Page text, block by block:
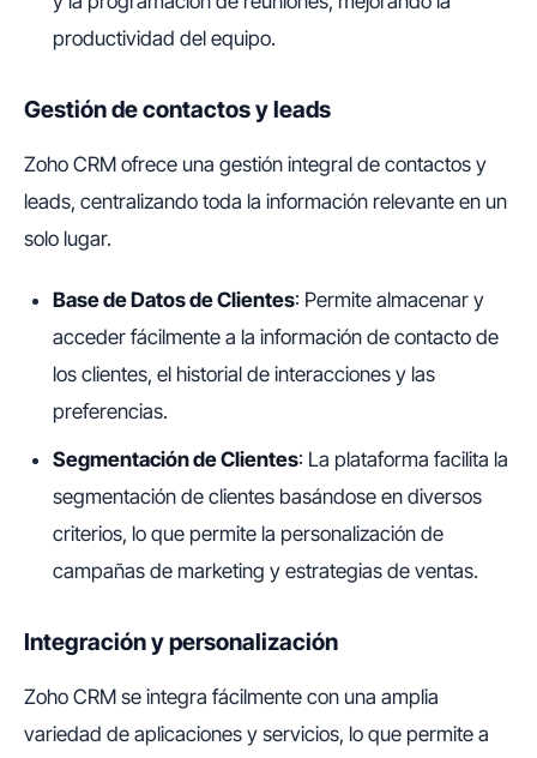
productividad del equipo.
Gestión de contactos y leads
Zoho CRM ofrece una gestión integral de contactos y
leads, centralizando toda la información relevante en un
solo lugar.
Base de Datos de Clientes: Permite almacenar y
acceder fácilmente a la información de contacto de
los clientes, el historial de interacciones y las
preferencias.
Segmentación de Clientes: La plataforma facilita la
segmentación de clientes basándose en diversos
criterios, lo que permite la personalización de
campañas de marketing y estrategias de ventas.
Integración y personalización
Zoho CRM se integra fácilmente con una amplia
variedad de aplicaciones y servicios, lo que permite a